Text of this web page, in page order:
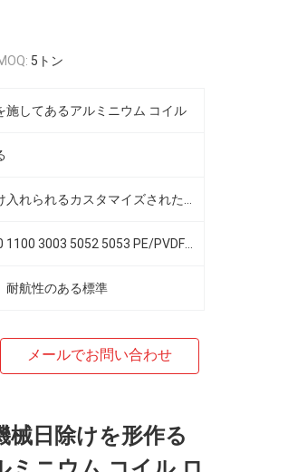
5トン
施してあるアルミニウム コイル
耐航性のある標準
メールでお問い合わせ
日除けを形作る